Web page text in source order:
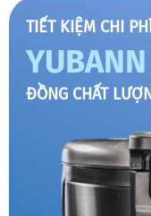
TIẾT KIỆM CHI
ĐỒNG CHẤT